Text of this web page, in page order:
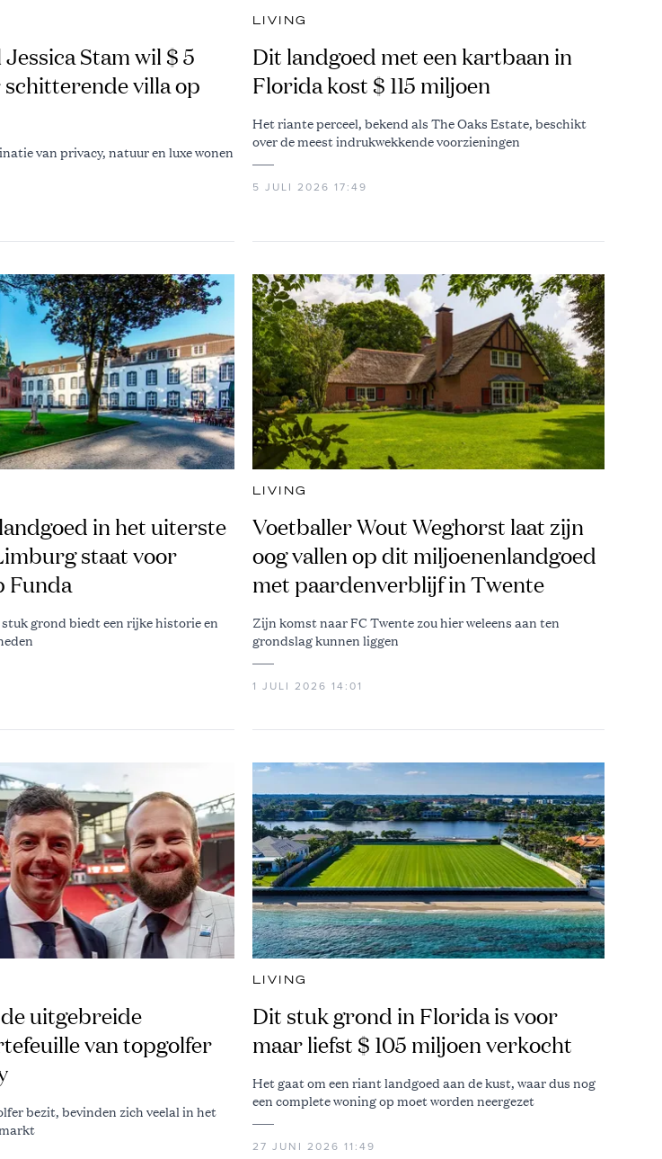
Stam wil $ 5
villa op
van privacy, natuur en luxe wonen
LIVING
Dit landgoed met een kartbaan in
Florida kost $ 115 miljoen
Het riante perceel, bekend als The Oaks Estate, beschikt
over de meest indrukwekkende voorzieningen
5 JULI 2026 17:49
in het uiterste
staat voor
Funda
grond biedt een rijke historie en
LIVING
Voetballer Wout Weghorst laat zijn
oog vallen op dit miljoenenlandgoed
met paardenverblijf in Twente
Zijn komst naar FC Twente zou hier weleens aan ten
grondslag kunnen liggen
1 JULI 2026 14:01
uitgebreide
van topgolfer
bezit, bevinden zich veelal in het
LIVING
Dit stuk grond in Florida is voor
maar liefst $ 105 miljoen verkocht
Het gaat om een riant landgoed aan de kust, waar dus nog
een complete woning op moet worden neergezet
27 JUNI 2026 11:49